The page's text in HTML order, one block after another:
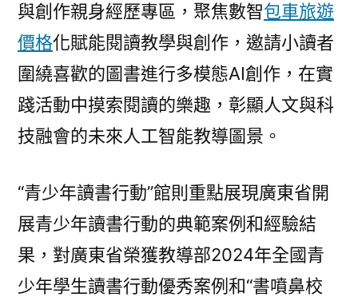
與創作親身經歷專區，聚焦數智包車旅遊
價格化賦能閱讀教學與創作，邀請小讀者
圍繞喜歡的圖書進行多模態AI創作，在實
踐活動中摸索閱讀的樂趣，彰顯人文與科
技融會的未來人工智能教導圖景。
“青少年讀書行動”館則重點展現廣東省開
展青少年讀書行動的典範案例和經驗結
果，對廣東省榮獲教導部2024年全國青
少年學生讀書行動優秀案例和“書噴鼻校